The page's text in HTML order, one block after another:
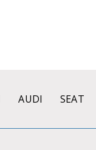
AUDI SEAT